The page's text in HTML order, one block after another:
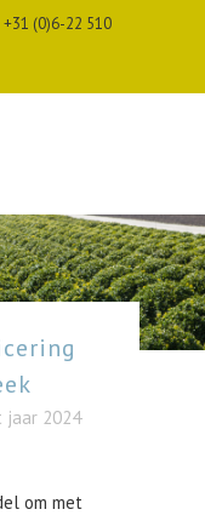
+31 (0)6-22 510
jaar 2024
om met